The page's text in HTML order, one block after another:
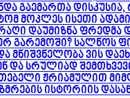
გაემართა
ისეთი
დაუმიზნა ფრედმა
სალნოს
ვის
სრულიად
ჟრიამულით
ისტორიის